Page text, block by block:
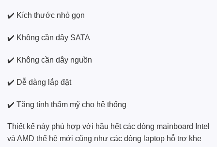
✔️ Kích thước nhỏ gọn
✔️ Không cần dây SATA
✔️ Không cần dây nguồn
✔️ Dễ dàng lắp đặt
✔️ Tăng tính thẩm mỹ cho hệ thống
Thiết kế này phù hợp với hầu hết các dòng mainboard Intel
và AMD thế hệ mới cũng như các dòng laptop hỗ trợ khe